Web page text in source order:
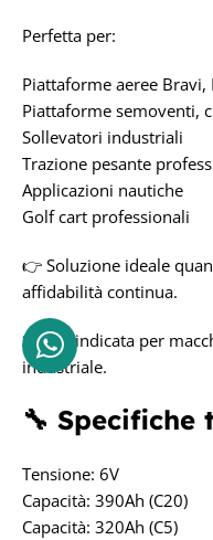
Perfetta per:
Piattaforme aeree Bravi,
Piattaforme semoventi,
Sollevatori industriali
Trazione pesante
Applicazioni nautiche
Golf cart professionali
👉 Soluzione ideale
affidabilità continua.
❌ Non indicata per
industriale.
🔧 Specifiche
Tensione: 6V
Capacità: 390Ah (C20)
Capacità: 320Ah (C5)